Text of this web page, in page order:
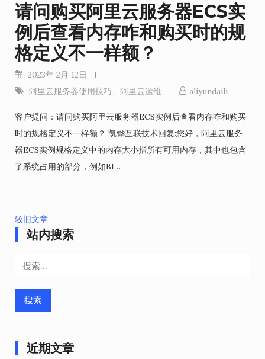
请问购买阿里云服务器ECS实
例后查看内存咋和购买时的规
格定义不一样额？
2023年 2月 12日
阿里云服务器使用技巧、 阿里云运维 aliyundaili
客户提问：请问购买阿里云服务器ECS实例后查看内存咋和购买
时的规格定义不一样额？ 凯铧互联技术回复:您好，阿里云服务
器ECS实例规格定义中的内存大小指所有可用内存，其中也包含
了系统占用的部分，例如BI…
文
章
航
较旧文章
站内搜索
近期文章